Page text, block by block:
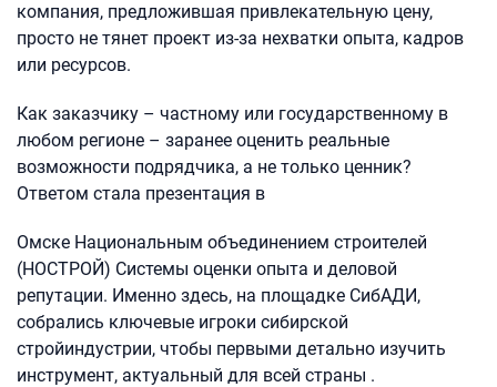
компания, предложившая привлекательную цену,
просто не тянет проект из-за нехватки опыта, кадров
или ресурсов.
Как заказчику – частному или государственному в
любом регионе – заранее оценить реальные
возможности подрядчика, а не только ценник?
Ответом стала презентация в
Омске Национальным объединением строителей
(НОСТРОЙ) Системы оценки опыта и деловой
репутации. Именно здесь, на площадке СибАДИ,
собрались ключевые игроки сибирской
стройиндустрии, чтобы первыми детально изучить
инструмент, актуальный для всей страны .